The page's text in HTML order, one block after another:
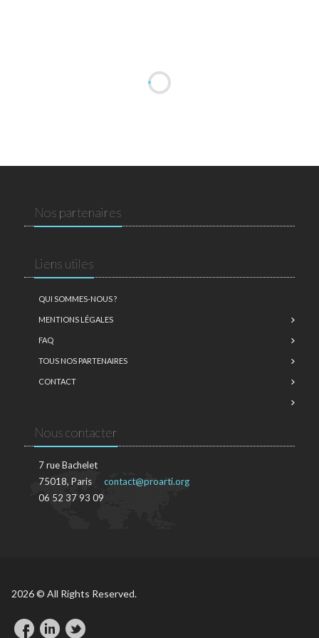
Nos partenaires
Liens utiles
QUI SOMMES-NOUS ?
MENTIONS LÉGALES
FAQ
TOUS NOS PARTENAIRES
CONTACT
Nous contacter
7 rue Bachelet
75018, Paris
06 52 37 93 09
contact@proarti.org
2026 © All Rights Reserved.